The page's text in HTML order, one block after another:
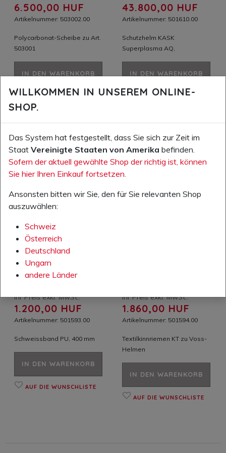
6.500,00 HUF
Artikelnummer: 503002.00
Polycarbonat-Scheibe zu Art.
503001
IN DEN WARENKORB
AUF DIE WUNSCHLISTE
43.800,00 HUF
Artikelnummer: 501610.00
Schutzhelm KASK
Superplasma AQ,
IN DEN WARENKORB
AUF DIE WUNSCHLISTE
Ihr Preis exkl. MwSt.:
1.200,00 HUF
Artikelnummer: 501593.00
Schweissband PU, 400 mm
IN DEN WARENKORB
AUF DIE WUNSCHLISTE
Ihr Preis exkl. MwSt.:
1.860,00 HUF
Artikelnummer: 501594.00
Textilkinnriemen KT zu Voss-
Helmen
IN DEN WARENKORB
AUF DIE WUNSCHLISTE
WILLKOMMEN IN UNSEREM ONLINE-
SHOP.
Das System hat festgestellt, dass Sie sich zur Zeit im
Staat Vereinigte Staaten von Amerika befinden.
Sofern der aktuell gewählte Shop der richtig ist, können
Sie hier Ihren Einkauf fortsetzen.
Ansonsten bitten wir Sie, den für Sie relevanten Shop
auszuwählen:
Schweiz
Österreich
Deutschland
Ungarn
andere Länder